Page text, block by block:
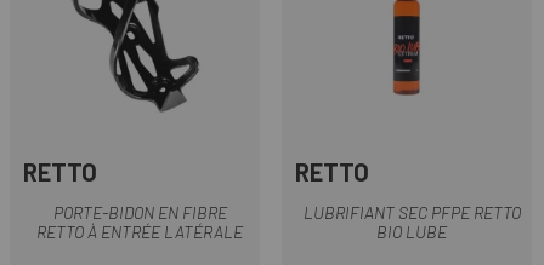
RETTO
PORTE-BIDON EN FIBRE
RETTO À ENTRÉE LATÉRALE
RETTO
LUBRIFIANT SEC PFPE RETTO
BIO LUBE